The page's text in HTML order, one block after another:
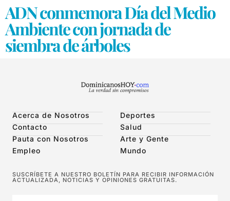
ADN conmemora Día del Medio
Ambiente con jornada de
siembra de árboles
Acerca de Nosotros
Contacto
Pauta con Nosotros
Empleo
Deportes
Salud
Arte y Gente
Mundo
SUSCRÍBETE A NUESTRO BOLETÍN PARA RECIBIR INFORMACIÓN
ACTUALIZADA, NOTICIAS Y OPINIONES GRATUITAS.